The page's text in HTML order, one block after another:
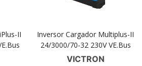
II
Inversor Cargador Multiplus-II
24/3000/70-32 230V VE.Bus
VICTRON